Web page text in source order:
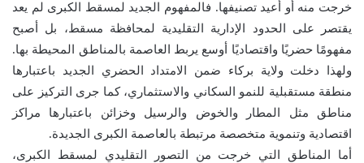
خرجت منه أو أعيد تصنيفها. فالمفهوم الجديد لمسقط الكبرى لم يعد
يقتصر على الحدود الإدارية التقليدية لمحافظة مسقط، بل أصبح
مفهومًا حضريًا واقتصاديًا أوسع يربط العاصمة بالمناطق المحيطة بها.
ولهذا دخلت ولاية بركاء ضمن الامتداد الحضري الجديد باعتبارها
منطقة مستقبلية للنمو السكاني والاستثماري، كما جرى التركيز على
مناطق مثل المطار والخوض والرسيل وخزائن باعتبارها مراكز
اقتصادية وتنموية متخصصة مرتبطة بالعاصمة الكبرى الجديدة.
أما المناطق التي خرجت من التصور التقليدي لمسقط الكبرى،